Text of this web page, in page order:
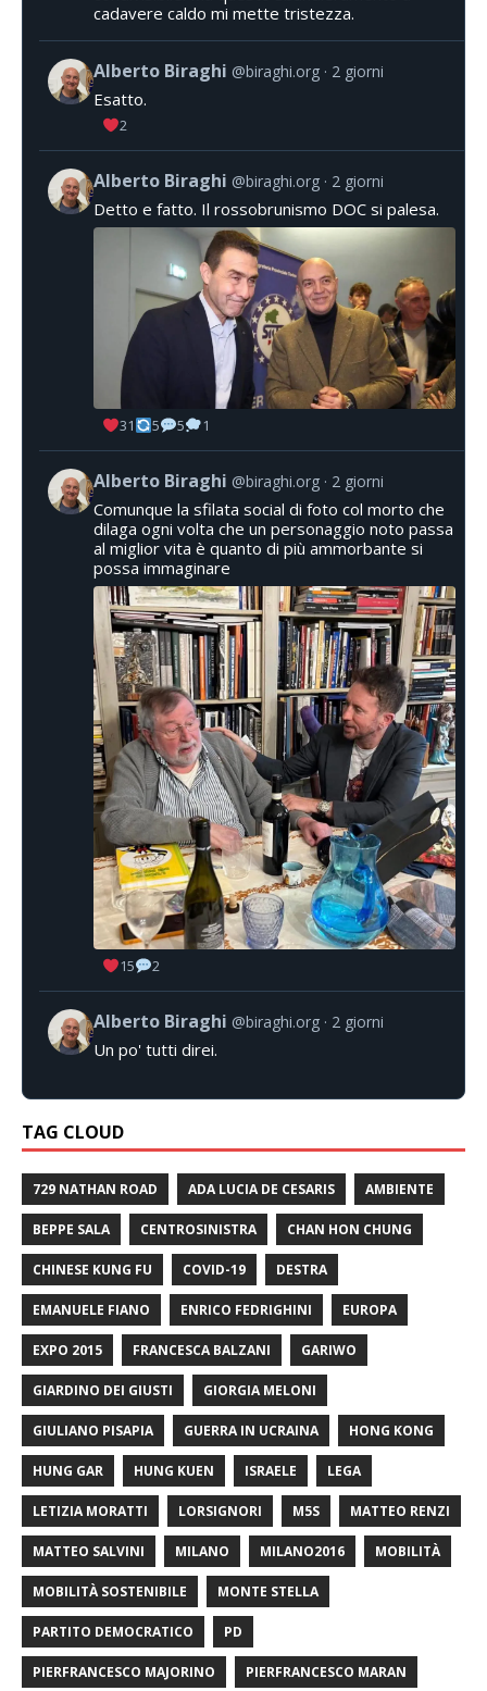
cadavere caldo mi mette tristezza.
Alberto Biraghi @biraghi.org 2 giorni
Esatto.
2
Alberto Biraghi @biraghi.org 2 giorni
Detto e fatto. Il rossobrunismo DOC si palesa.
31 5 5 1
Alberto Biraghi @biraghi.org 2 giorni
Comunque la sfilata social di foto col morto che
dilaga ogni volta che un personaggio noto passa
al miglior vita è quanto di più ammorbante si
possa immaginare
15 2
Alberto Biraghi @biraghi.org 2 giorni
Un po' tutti direi.
TAG CLOUD
729 NATHAN ROAD ADA LUCIA DE CESARIS AMBIENTE
BEPPE SALA CENTROSINISTRA CHAN HON CHUNG
CHINESE KUNG FU COVID-19 DESTRA
EMANUELE FIANO ENRICO FEDRIGHINI EUROPA
EXPO 2015 FRANCESCA BALZANI GARIWO
GIARDINO DEI GIUSTI GIORGIA MELONI
GIULIANO PISAPIA GUERRA IN UCRAINA HONG KONG
HUNG GAR HUNG KUEN ISRAELE LEGA
LETIZIA MORATTI LORSIGNORI M5S MATTEO RENZI
MATTEO SALVINI MILANO MILANO2016 MOBILITÀ
MOBILITÀ SOSTENIBILE MONTE STELLA
PARTITO DEMOCRATICO PD
PIERFRANCESCO MAJORINO PIERFRANCESCO MARAN